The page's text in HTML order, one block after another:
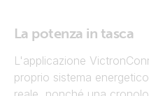
La potenza in tasca
L'applicazione
proprio sistema